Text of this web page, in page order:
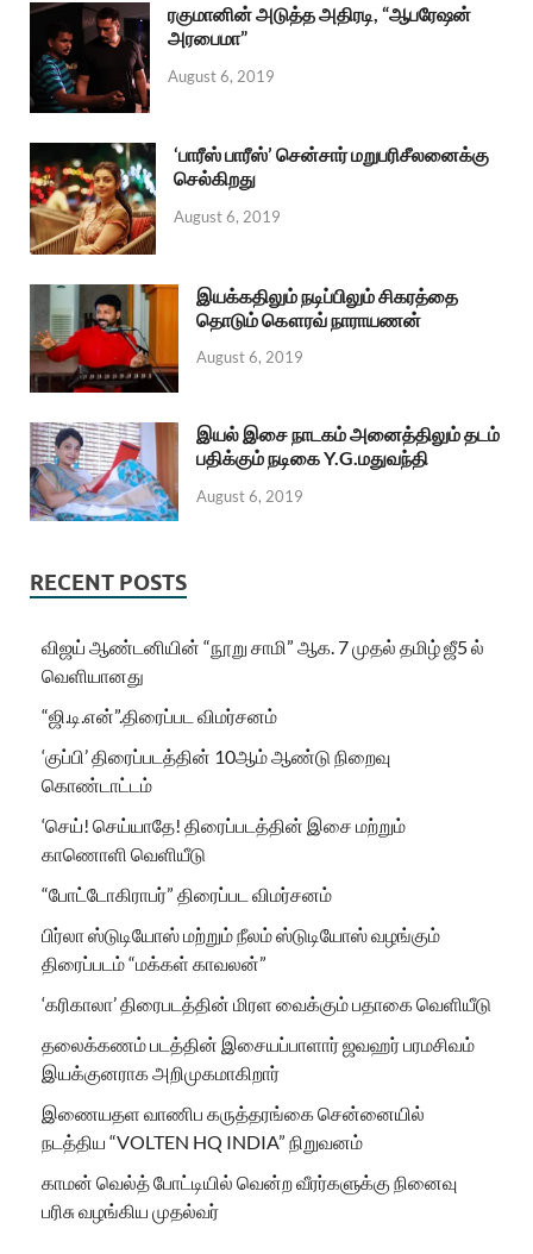
ரகுமானின் அடுத்த அதிரடி, “ஆபரேஷன்
அரபைமா”
August 6, 2019
‘பாரீஸ் பாரீஸ்’ சென்சார் மறுபரிசீலனைக்கு
செல்கிறது
August 6, 2019
இயக்கதிலும் நடிப்பிலும் சிகரத்தை
தொடும் கௌரவ் நாராயணன்
August 6, 2019
இயல் இசை நாடகம் அனைத்திலும் தடம்
பதிக்கும் நடிகை Y.G.மதுவந்தி
August 6, 2019
RECENT POSTS
விஜய் ஆண்டனியின் “நூறு சாமி” ஆக. 7 முதல் தமிழ் ஜீ5 ல்
வெளியானது
“ஜி.டி.என்”.திரைப்பட விமர்சனம்
‘குப்பி’ திரைப்படத்தின் 10ஆம் ஆண்டு நிறைவு
கொண்டாட்டம்
‘செய்! செய்யாதே! திரைப்படத்தின் இசை மற்றும்
காணொளி வெளியீடு
“போட்டோகிராபர்” திரைப்பட விமர்சனம்
பிர்லா ஸ்டுடியோஸ் மற்றும் நீலம் ஸ்டுடியோஸ் வழங்கும்
திரைப்படம் “மக்கள் காவலன்”
‘கரிகாலா’ திரைபடத்தின் மிரள வைக்கும் பதாகை வெளியீடு
தலைக்கணம் படத்தின் இசையப்பாளார் ஜவஹர் பரமசிவம்
இயக்குனராக அறிமுகமாகிறார்
இணையதள வாணிப கருத்தரங்கை சென்னையில்
நடத்திய “VOLTEN HQ INDIA” நிறுவனம்
காமன் வெல்த் போட்டியில் வென்ற வீரர்களுக்கு நினைவு
பரிசு வழங்கிய முதல்வர்